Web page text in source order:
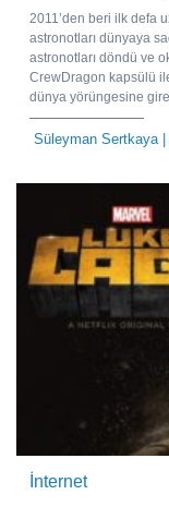
2011’den beri ilk defa
astronotları dünyaya
astronotları döndü ve
CrewDragon kapsülü
dünya yörüngesine
Süleyman Sertkaya
İnternet